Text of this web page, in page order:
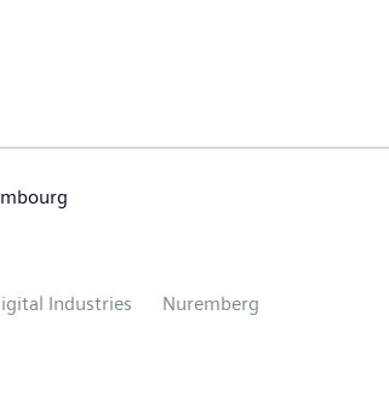
Industries Nuremberg